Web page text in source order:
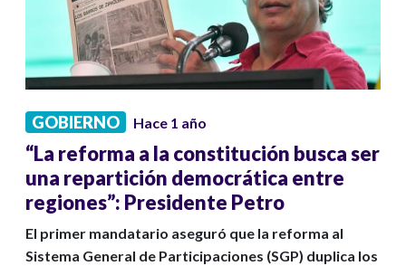
GOBIERNO Hace 1 año
“La reforma a la constitución busca ser
una repartición democrática entre
regiones”: Presidente Petro
El primer mandatario aseguró que la reforma al
Sistema General de Participaciones (SGP) duplica los